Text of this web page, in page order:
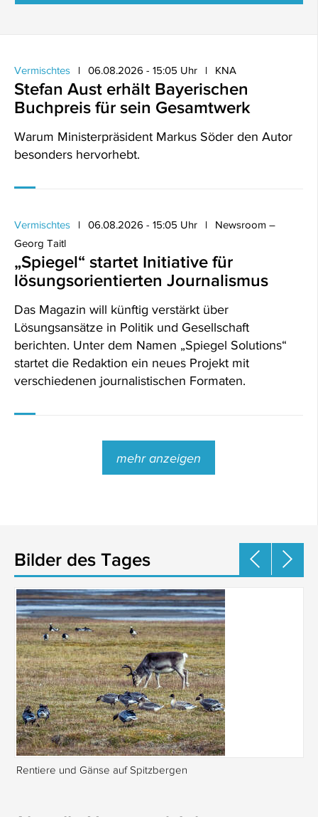
Vermischtes 06.08.2026 - 15:05 Uhr KNA
Stefan Aust erhält Bayerischen
Buchpreis für sein Gesamtwerk
Warum Ministerpräsident Markus Söder den Autor
besonders hervorhebt.
Vermischtes 06.08.2026 - 15:05 Uhr
Newsroom –
Georg Taitl
„Spiegel“ startet Initiative für
lösungsorientierten Journalismus
Das Magazin will künftig verstärkt über
Lösungsansätze in Politik und Gesellschaft
berichten. Unter dem Namen „Spiegel Solutions“
startet die Redaktion ein neues Projekt mit
verschiedenen journalistischen Formaten.
mehr anzeigen
Bilder des Tages
Rentiere und Gänse auf Spitzbergen